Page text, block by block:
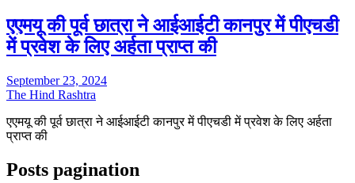
एएमयू की पूर्व छात्रा ने आईआईटी कानपुर में पीएचडी
में प्रवेश के लिए अर्हता प्राप्त की
September 23, 2024
The Hind Rashtra
एएमयू की पूर्व छात्रा ने आईआईटी कानपुर में पीएचडी में प्रवेश के लिए अर्हता
प्राप्त की
Posts pagination